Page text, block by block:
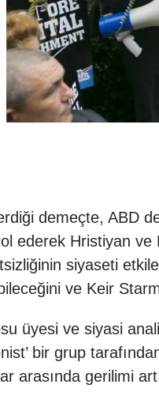
demeçte, ABD
ederek Hristiyan
siyaseti
ve Keir
üyesi ve siyasi
bir grup
arasında gerilimi